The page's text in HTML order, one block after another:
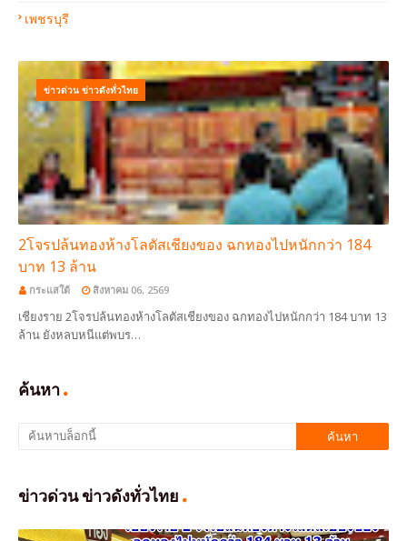
เพชรบุรี
ข่าวด่วน ข่าวดังทั่วไทย
2โจรปล้นทองห้างโลตัสเชียงของ ฉกทองไปหนักกว่า 184
บาท 13 ล้าน
กระแสใต้ สิงหาคม 06, 2569
เชียงราย 2โจรปล้นทองห้างโลตัสเชียงของ ฉกทองไปหนักกว่า 184 บาท 13
ล้าน ยังหลบหนีแต่พบร…
ค้นหา
ข่าวด่วน ข่าวดังทั่วไทย